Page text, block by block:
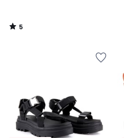
5
/